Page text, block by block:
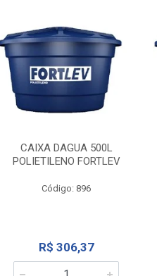
CAIXA DAGUA 500L
POLIETILENO FORTLEV
Código: 896
R$ 306,37